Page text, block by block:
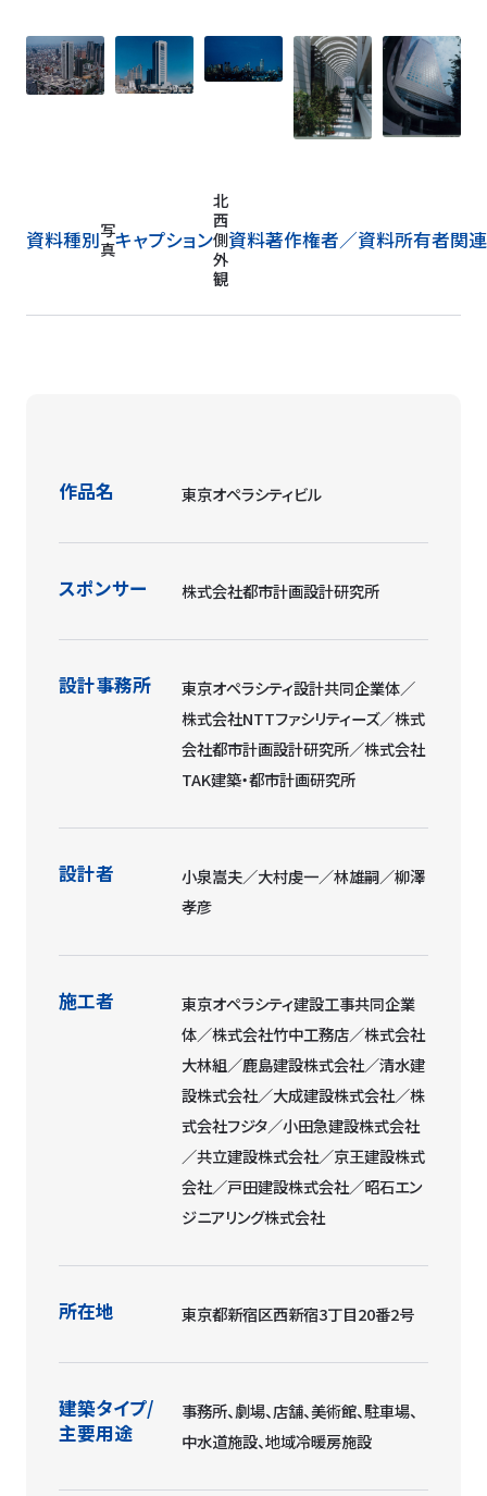
資料種別写
真キャプション
北
西
側
外
観
資料著作権者／資料所有者関
作品名 東京オペラシティビル
スポンサー 株式会社都市計画設計研究所
設計事務所
東京オペラシティ設計共同企業体／
株式会社NTTファシリティーズ／株式
会社都市計画設計研究所／株式会社
TAK建築・都市計画研究所
設計者
小泉嵩夫／大村虔一／林雄嗣／柳澤
孝彦
施工者
東京オペラシティ建設工事共同企業
体／株式会社竹中工務店／株式会社
大林組／鹿島建設株式会社／清水建
設株式会社／大成建設株式会社／株
式会社フジタ／小田急建設株式会社
／共立建設株式会社／京王建設株式
会社／戸田建設株式会社／昭石エン
ジニアリング株式会社
所在地 東京都新宿区西新宿3丁目20番2号
建築タイプ/
主要用途
事務所、劇場、店舗、美術館、駐車場、
中水道施設、地域冷暖房施設